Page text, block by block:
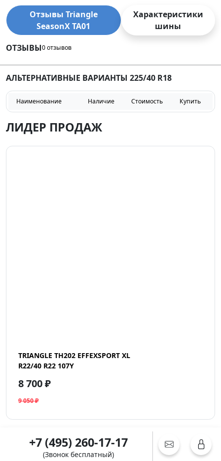
Отзывы Triangle
SeasonX TA01
Характеристики
шины
ОТЗЫВЫ0 отзывов
АЛЬТЕРНАТИВНЫЕ ВАРИАНТЫ 225/40 R18
Наименование Наличие Стоимость Купить
ЛИДЕР ПРОДАЖ
TRIANGLE TH202 EFFEXSPORT XL
R22/40 R22 107Y
8 700 ₽
9 050 ₽
+7 (495) 260-17-17
(Звонок бесплатный)